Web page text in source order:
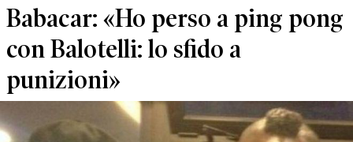
Babacar: «Ho perso a ping pong
con Balotelli: lo sfido a
punizioni»